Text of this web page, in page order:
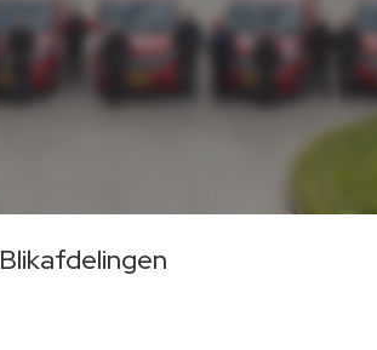
Blikafdelingen